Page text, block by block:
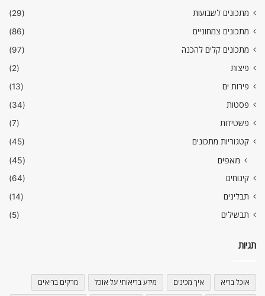
מתכונים לשבועות
(29)
מתכונים צמחוניים
(86)
מתכונים קלים להכנה
(97)
פיצות
(2)
פירות ים
(13)
פסטות
(34)
פשטידות
(7)
קטגוריות מתכונים
(45)
מאפים (45)
קינוחים
(64)
תבלינים
(14)
תבשילים
(5)
תגיות
אוכל בריא איך מכינים מידע בריאותי על אוכל מרקים בריאים